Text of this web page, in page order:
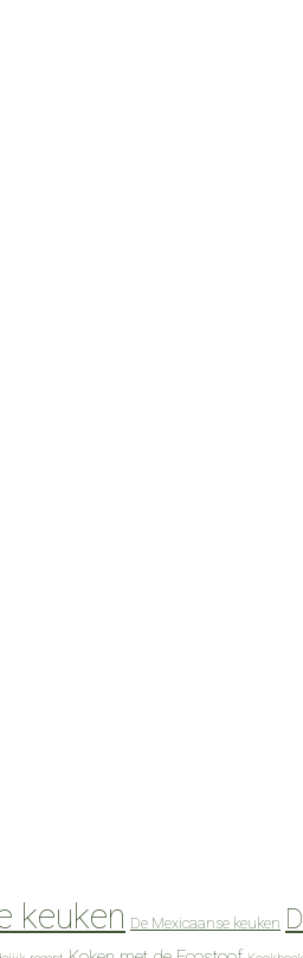
keuken De Mexicaanse keuken